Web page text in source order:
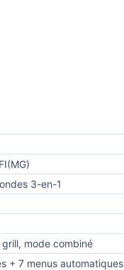
3-en-1
mode combiné
+ 7 menus automatiques